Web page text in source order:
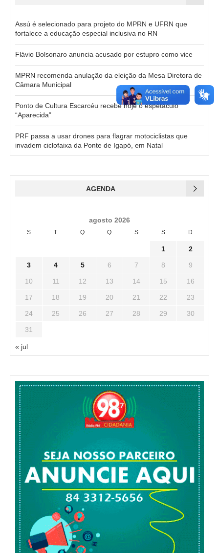
Assú é selecionado para projeto do MPRN e UFRN que
fortalece a educação especial inclusiva no RN
Flávio Bolsonaro anuncia acusado por estupro como vice
MPRN recomenda anulação da eleição da Mesa Diretora de
Câmara Municipal
Ponto de Cultura Escarcéu recebe hoje o espetáculo
“Aparecida”
PRF passa a usar drones para flagrar motociclistas que
invadem ciclofaixa da Ponte de Igapó, em Natal
AGENDA
agosto 2026
S T Q Q S S D
1 2
3 4 5 6 7 8 9
10 11 12 13 14 15 16
17 18 19 20 21 22 23
24 25 26 27 28 29 30
31
« jul